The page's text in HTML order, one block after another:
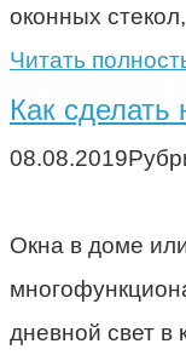
оконных стекол,
Читать
Как сделать
08.08.2019
Окна в доме
дневной свет